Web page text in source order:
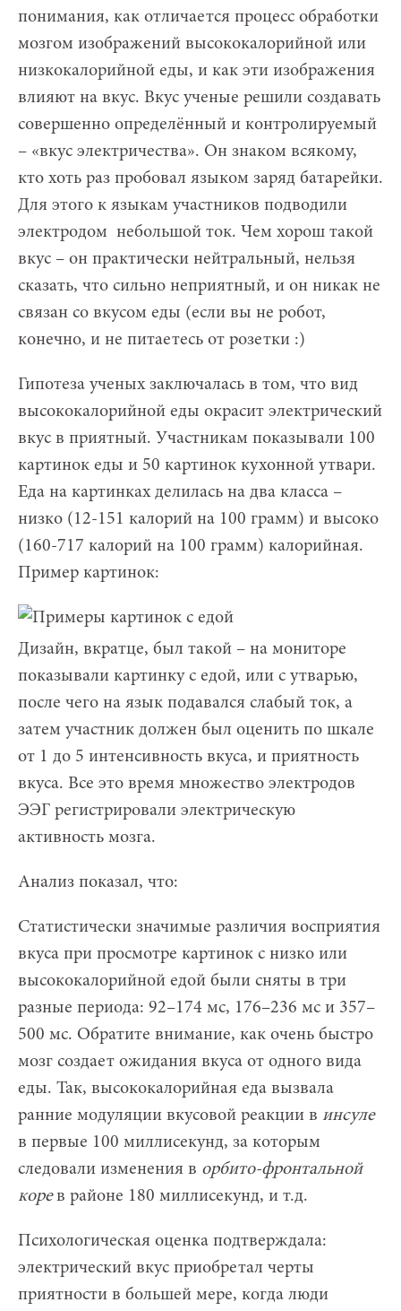
понимания, как отличается процесс обработки
мозгом изображений высококалорийной или
низкокалорийной еды, и как эти изображения
влияют на вкус. Вкус ученые решили создавать
совершенно определённый и контролируемый
– «вкус электричества». Он знаком всякому,
кто хоть раз пробовал языком заряд батарейки.
Для этого к языкам участников подводили
электродом небольшой ток. Чем хорош такой
вкус – он практически нейтральный, нельзя
сказать, что сильно неприятный, и он никак не
связан со вкусом еды (если вы не робот,
конечно, и не питаетесь от розетки :)
Гипотеза ученых заключалась в том, что вид
высококалорийной еды окрасит электрический
вкус в приятный. Участникам показывали 100
картинок еды и 50 картинок кухонной утвари.
Еда на картинках делилась на два класса –
низко (12-151 калорий на 100 грамм) и высоко
(160-717 калорий на 100 грамм) калорийная.
Пример картинок:
Дизайн, вкратце, был такой – на мониторе
показывали картинку с едой, или с утварью,
после чего на язык подавался слабый ток, а
затем участник должен был оценить по шкале
от 1 до 5 интенсивность вкуса, и приятность
вкуса. Все это время множество электродов
ЭЭГ регистрировали электрическую
активность мозга.
Анализ показал, что:
Статистически значимые различия восприятия
вкуса при просмотре картинок с низко или
высококалорийной едой были сняты в три
разные периода: 92–174 мс, 176–236 мс и 357–
500 мс. Обратите внимание, как очень быстро
мозг создает ожидания вкуса от одного вида
еды. Так, высококалорийная еда вызвала
ранние модуляции вкусовой реакции в инсуле
в первые 100 миллисекунд, за которым
следовали изменения в орбито-фронтальной
корев районе 180 миллисекунд, и т.д.
Психологическая оценка подтверждала:
электрический вкус приобретал черты
приятности в большей мере, когда люди